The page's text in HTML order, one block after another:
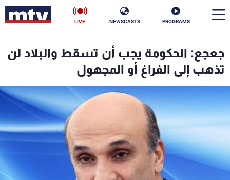
PROGRAMS
NEWSCASTS
LIVE
جعجع: الحكومة يجب أن تسقط والبلاد لن
تذهب إلى الفراغ أو المجهول
الأخبار
ناس
إقتصاد
منوعات رياضة
كأس العالم